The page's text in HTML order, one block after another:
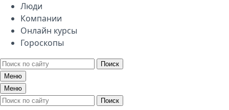
Люди
Компании
Онлайн курсы
Гороскопы
Поиск
Меню
Меню
Поиск